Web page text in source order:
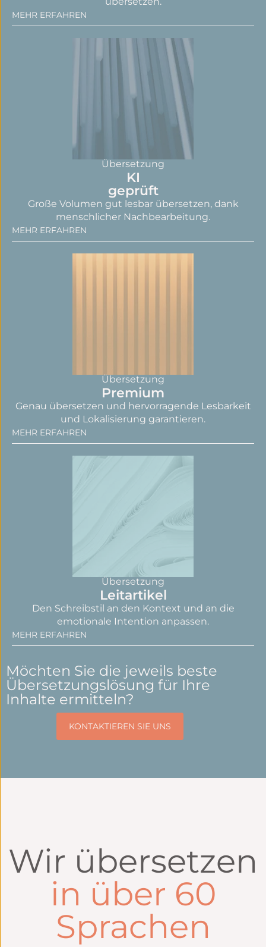
MEHR ERFAHREN
Übersetzung
KI
geprüft
Große Volumen gut lesbar übersetzen, dank
menschlicher Nachbearbeitung.
MEHR ERFAHREN
Übersetzung
Premium
Genau übersetzen und hervorragende Lesbarkeit
und Lokalisierung garantieren.
MEHR ERFAHREN
Übersetzung
Leitartikel
Den Schreibstil an den Kontext und an die
emotionale Intention anpassen.
MEHR ERFAHREN
Möchten Sie die jeweils beste
Übersetzungslösung für Ihre
Inhalte ermitteln?
KONTAKTIEREN SIE UNS
Wir übersetzen
in über 60
Sprachen